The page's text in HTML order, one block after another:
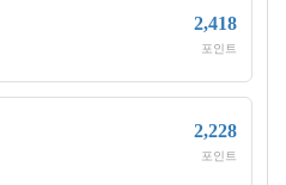
2,418
포인트
2,228
포인트